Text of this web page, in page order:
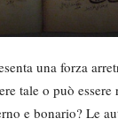
una forza
tale o può essere
e bonario? Le